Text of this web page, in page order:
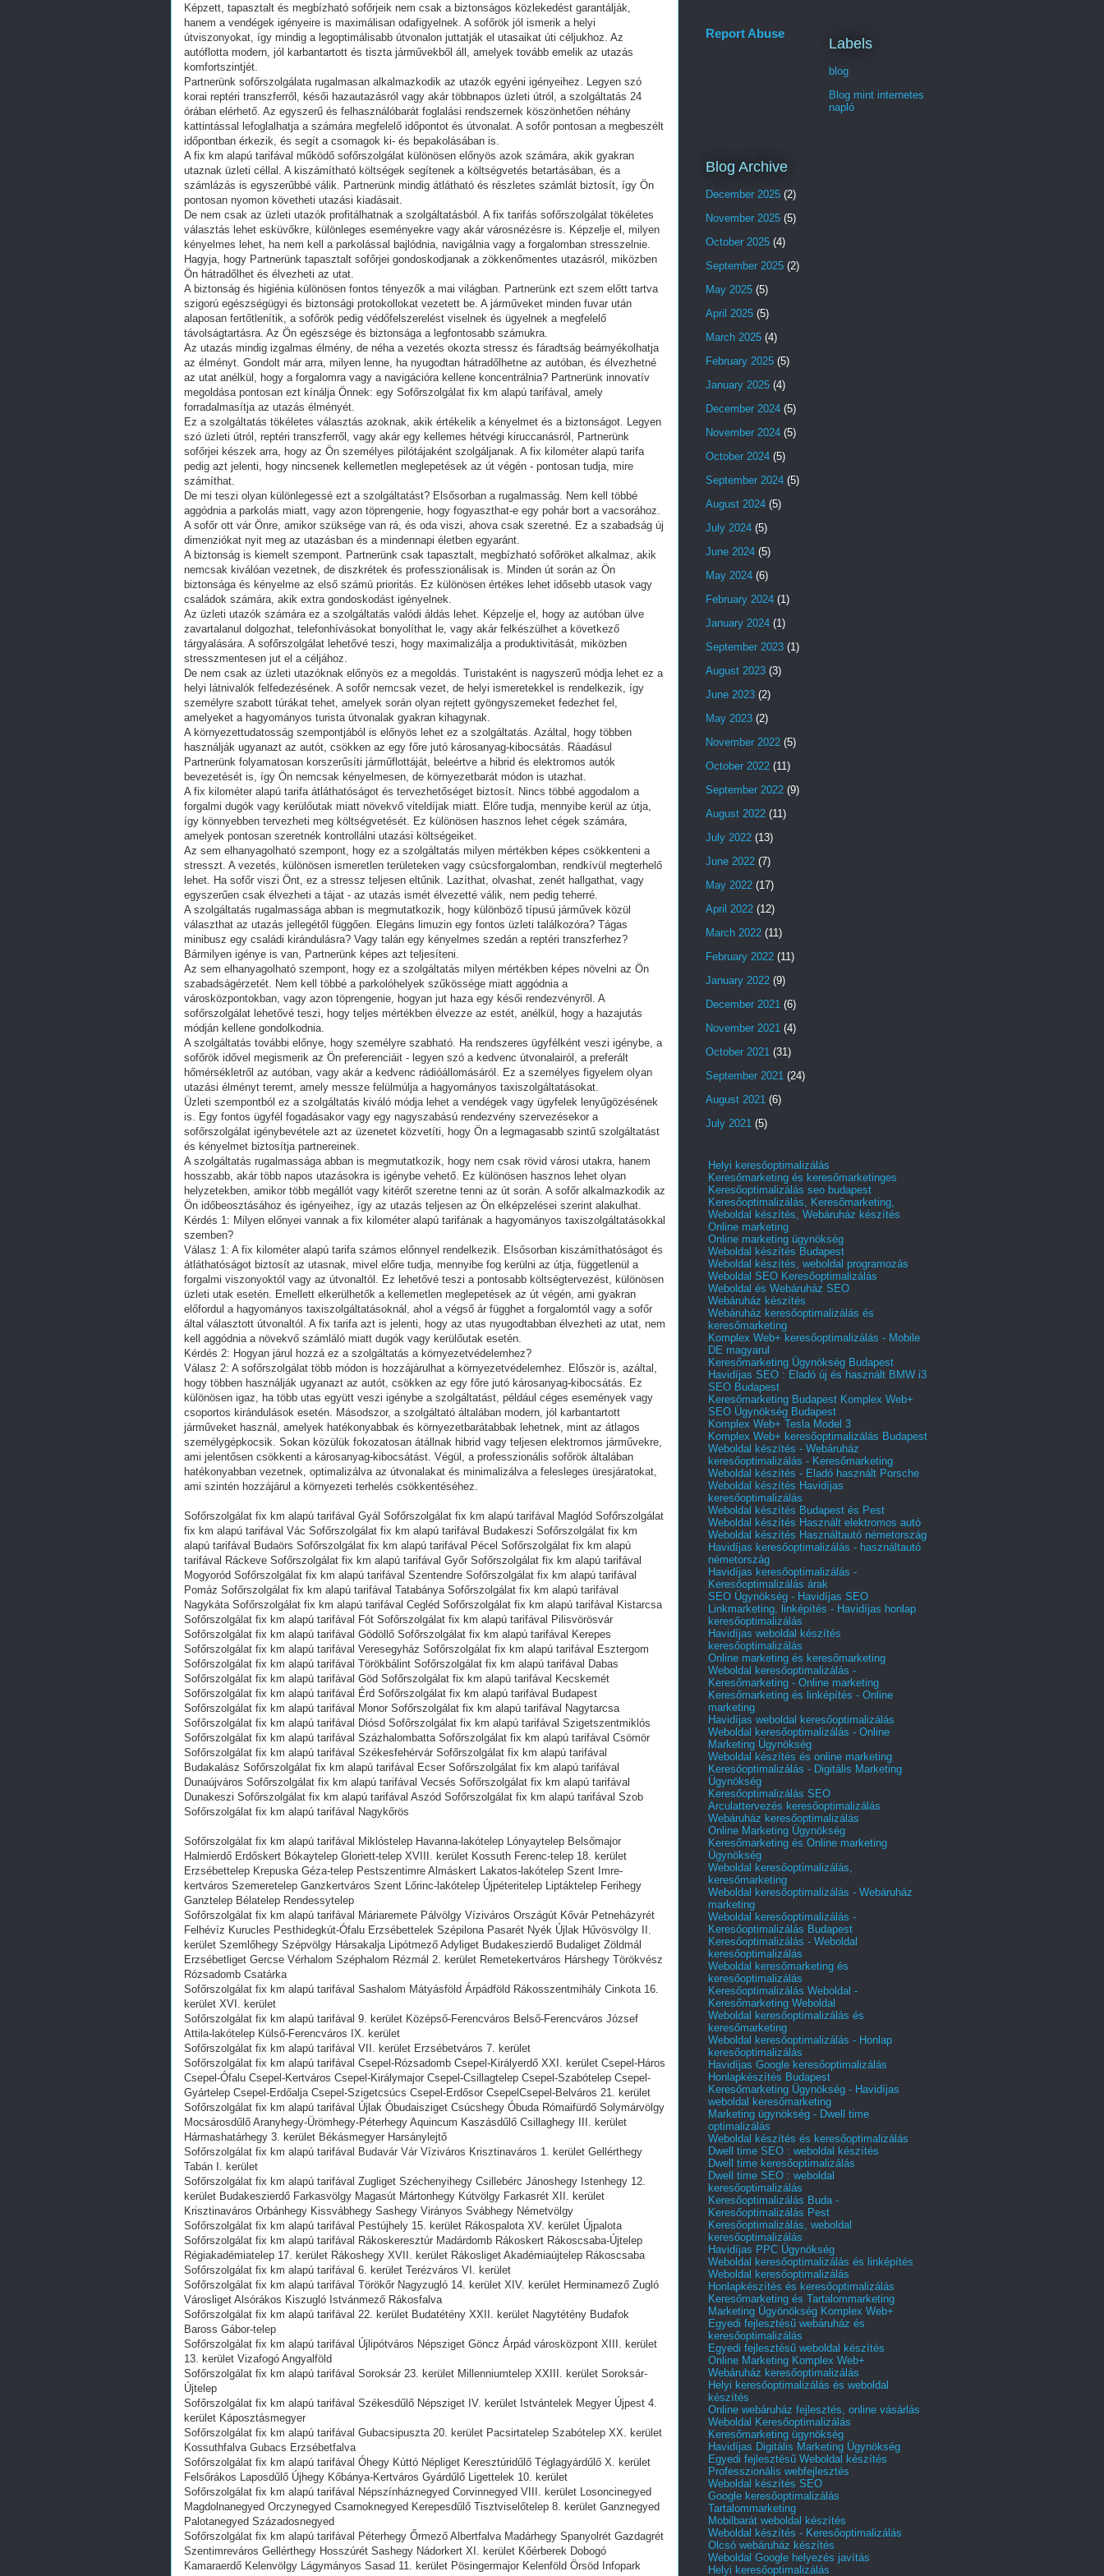
Képzett, tapasztalt és megbízható sofőrjeik nem csak a biztonságos közlekedést garantálják,
hanem a vendégek igényeire is maximálisan odafigyelnek. A sofőrök jól ismerik a helyi
útviszonyokat, így mindig a legoptimálisabb útvonalon juttatják el utasaikat úti céljukhoz. Az
autóflotta modern, jól karbantartott és tiszta járművekből áll, amelyek tovább emelik az utazás
komfortszintjét.
Partnerünk sofőrszolgálata rugalmasan alkalmazkodik az utazók egyéni igényeihez. Legyen szó
korai reptéri transzferről, késői hazautazásról vagy akár többnapos üzleti útról, a szolgáltatás 24
órában elérhető. Az egyszerű és felhasználóbarát foglalási rendszernek köszönhetően néhány
kattintással lefoglalhatja a számára megfelelő időpontot és útvonalat. A sofőr pontosan a megbeszélt
időpontban érkezik, és segít a csomagok ki- és bepakolásában is.
A fix km alapú tarifával működő sofőrszolgálat különösen előnyös azok számára, akik gyakran
utaznak üzleti céllal. A kiszámítható költségek segítenek a költségvetés betartásában, és a
számlázás is egyszerűbbé válik. Partnerünk mindig átlátható és részletes számlát biztosít, így Ön
pontosan nyomon követheti utazási kiadásait.
De nem csak az üzleti utazók profitálhatnak a szolgáltatásból. A fix tarifás sofőrszolgálat tökéletes
választás lehet esküvőkre, különleges eseményekre vagy akár városnézésre is. Képzelje el, milyen
kényelmes lehet, ha nem kell a parkolással bajlódnia, navigálnia vagy a forgalomban stresszelnie.
Hagyja, hogy Partnerünk tapasztalt sofőrjei gondoskodjanak a zökkenőmentes utazásról, miközben
Ön hátradőlhet és élvezheti az utat.
A biztonság és higiénia különösen fontos tényezők a mai világban. Partnerünk ezt szem előtt tartva
szigorú egészségügyi és biztonsági protokollokat vezetett be. A járműveket minden fuvar után
alaposan fertőtlenítik, a sofőrök pedig védőfelszerelést viselnek és ügyelnek a megfelelő
távolságtartásra. Az Ön egészsége és biztonsága a legfontosabb számukra.
Az utazás mindig izgalmas élmény, de néha a vezetés okozta stressz és fáradtság beárnyékolhatja
az élményt. Gondolt már arra, milyen lenne, ha nyugodtan hátradőlhetne az autóban, és élvezhetné
az utat anélkül, hogy a forgalomra vagy a navigációra kellene koncentrálnia? Partnerünk innovatív
megoldása pontosan ezt kínálja Önnek: egy Sofőrszolgálat fix km alapú tarifával, amely
forradalmasítja az utazás élményét.
Ez a szolgáltatás tökéletes választás azoknak, akik értékelik a kényelmet és a biztonságot. Legyen
szó üzleti útról, reptéri transzferről, vagy akár egy kellemes hétvégi kiruccanásról, Partnerünk
sofőrjei készek arra, hogy az Ön személyes pilótájaként szolgáljanak. A fix kilométer alapú tarifa
pedig azt jelenti, hogy nincsenek kellemetlen meglepetések az út végén - pontosan tudja, mire
számíthat.
De mi teszi olyan különlegessé ezt a szolgáltatást? Elsősorban a rugalmasság. Nem kell többé
aggódnia a parkolás miatt, vagy azon töprengenie, hogy fogyaszthat-e egy pohár bort a vacsorához.
A sofőr ott vár Önre, amikor szüksége van rá, és oda viszi, ahova csak szeretné. Ez a szabadság új
dimenziókat nyit meg az utazásban és a mindennapi életben egyaránt.
A biztonság is kiemelt szempont. Partnerünk csak tapasztalt, megbízható sofőröket alkalmaz, akik
nemcsak kiválóan vezetnek, de diszkrétek és professzionálisak is. Minden út során az Ön
biztonsága és kényelme az első számú prioritás. Ez különösen értékes lehet idősebb utasok vagy
családok számára, akik extra gondoskodást igényelnek.
Az üzleti utazók számára ez a szolgáltatás valódi áldás lehet. Képzelje el, hogy az autóban ülve
zavartalanul dolgozhat, telefonhívásokat bonyolíthat le, vagy akár felkészülhet a következő
tárgyalására. A sofőrszolgálat lehetővé teszi, hogy maximalizálja a produktivitását, miközben
stresszmentesen jut el a céljához.
De nem csak az üzleti utazóknak előnyös ez a megoldás. Turistaként is nagyszerű módja lehet ez a
helyi látnivalók felfedezésének. A sofőr nemcsak vezet, de helyi ismeretekkel is rendelkezik, így
személyre szabott túrákat tehet, amelyek során olyan rejtett gyöngyszemeket fedezhet fel,
amelyeket a hagyományos turista útvonalak gyakran kihagynak.
A környezettudatosság szempontjából is előnyös lehet ez a szolgáltatás. Azáltal, hogy többen
használják ugyanazt az autót, csökken az egy főre jutó károsanyag-kibocsátás. Ráadásul
Partnerünk folyamatosan korszerűsíti járműflottáját, beleértve a hibrid és elektromos autók
bevezetését is, így Ön nemcsak kényelmesen, de környezetbarát módon is utazhat.
A fix kilométer alapú tarifa átláthatóságot és tervezhetőséget biztosít. Nincs többé aggodalom a
forgalmi dugók vagy kerülőutak miatt növekvő viteldíjak miatt. Előre tudja, mennyibe kerül az útja,
így könnyebben tervezheti meg költségvetését. Ez különösen hasznos lehet cégek számára,
amelyek pontosan szeretnék kontrollálni utazási költségeiket.
Az sem elhanyagolható szempont, hogy ez a szolgáltatás milyen mértékben képes csökkenteni a
stresszt. A vezetés, különösen ismeretlen területeken vagy csúcsforgalomban, rendkívül megterhelő
lehet. Ha sofőr viszi Önt, ez a stressz teljesen eltűnik. Lazíthat, olvashat, zenét hallgathat, vagy
egyszerűen csak élvezheti a tájat - az utazás ismét élvezetté válik, nem pedig teherré.
A szolgáltatás rugalmassága abban is megmutatkozik, hogy különböző típusú járművek közül
választhat az utazás jellegétől függően. Elegáns limuzin egy fontos üzleti találkozóra? Tágas
minibusz egy családi kirándulásra? Vagy talán egy kényelmes szedán a reptéri transzferhez?
Bármilyen igénye is van, Partnerünk képes azt teljesíteni.
Az sem elhanyagolható szempont, hogy ez a szolgáltatás milyen mértékben képes növelni az Ön
szabadságérzetét. Nem kell többé a parkolóhelyek szűkössége miatt aggódnia a
városközpontokban, vagy azon töprengenie, hogyan jut haza egy késői rendezvényről. A
sofőrszolgálat lehetővé teszi, hogy teljes mértékben élvezze az estét, anélkül, hogy a hazajutás
módján kellene gondolkodnia.
A szolgáltatás további előnye, hogy személyre szabható. Ha rendszeres ügyfélként veszi igénybe, a
sofőrök idővel megismerik az Ön preferenciáit - legyen szó a kedvenc útvonalairól, a preferált
hőmérsékletről az autóban, vagy akár a kedvenc rádióállomásáról. Ez a személyes figyelem olyan
utazási élményt teremt, amely messze felülmúlja a hagyományos taxiszolgáltatásokat.
Üzleti szempontból ez a szolgáltatás kiváló módja lehet a vendégek vagy ügyfelek lenyűgözésének
is. Egy fontos ügyfél fogadásakor vagy egy nagyszabású rendezvény szervezésekor a
sofőrszolgálat igénybevétele azt az üzenetet közvetíti, hogy Ön a legmagasabb szintű szolgáltatást
és kényelmet biztosítja partnereinek.
A szolgáltatás rugalmassága abban is megmutatkozik, hogy nem csak rövid városi utakra, hanem
hosszabb, akár több napos utazásokra is igénybe vehető. Ez különösen hasznos lehet olyan
helyzetekben, amikor több megállót vagy kitérőt szeretne tenni az út során. A sofőr alkalmazkodik az
Ön időbeosztásához és igényeihez, így az utazás teljesen az Ön elképzelései szerint alakulhat.
Kérdés 1: Milyen előnyei vannak a fix kilométer alapú tarifának a hagyományos taxiszolgáltatásokkal
szemben?
Válasz 1: A fix kilométer alapú tarifa számos előnnyel rendelkezik. Elsősorban kiszámíthatóságot és
átláthatóságot biztosít az utasnak, mivel előre tudja, mennyibe fog kerülni az útja, függetlenül a
forgalmi viszonyoktól vagy az útvonaltól. Ez lehetővé teszi a pontosabb költségtervezést, különösen
üzleti utak esetén. Emellett elkerülhetők a kellemetlen meglepetések az út végén, ami gyakran
előfordul a hagyományos taxiszolgáltatásoknál, ahol a végső ár függhet a forgalomtól vagy a sofőr
által választott útvonaltól. A fix tarifa azt is jelenti, hogy az utas nyugodtabban élvezheti az utat, nem
kell aggódnia a növekvő számláló miatt dugók vagy kerülőutak esetén.
Kérdés 2: Hogyan járul hozzá ez a szolgáltatás a környezetvédelemhez?
Válasz 2: A sofőrszolgálat több módon is hozzájárulhat a környezetvédelemhez. Először is, azáltal,
hogy többen használják ugyanazt az autót, csökken az egy főre jutó károsanyag-kibocsátás. Ez
különösen igaz, ha több utas együtt veszi igénybe a szolgáltatást, például céges események vagy
csoportos kirándulások esetén. Másodszor, a szolgáltató általában modern, jól karbantartott
járműveket használ, amelyek hatékonyabbak és környezetbarátabbak lehetnek, mint az átlagos
személygépkocsik. Sokan közülük fokozatosan átállnak hibrid vagy teljesen elektromos járművekre,
ami jelentősen csökkenti a károsanyag-kibocsátást. Végül, a professzionális sofőrök általában
hatékonyabban vezetnek, optimalizálva az útvonalakat és minimalizálva a felesleges üresjáratokat,
ami szintén hozzájárul a környezeti terhelés csökkentéséhez.
Sofőrszolgálat fix km alapú tarifával Gyál Sofőrszolgálat fix km alapú tarifával Maglód Sofőrszolgálat
fix km alapú tarifával Vác Sofőrszolgálat fix km alapú tarifával Budakeszi Sofőrszolgálat fix km
alapú tarifával Budaörs Sofőrszolgálat fix km alapú tarifával Pécel Sofőrszolgálat fix km alapú
tarifával Ráckeve Sofőrszolgálat fix km alapú tarifával Győr Sofőrszolgálat fix km alapú tarifával
Mogyoród Sofőrszolgálat fix km alapú tarifával Szentendre Sofőrszolgálat fix km alapú tarifával
Pomáz Sofőrszolgálat fix km alapú tarifával Tatabánya Sofőrszolgálat fix km alapú tarifával
Nagykáta Sofőrszolgálat fix km alapú tarifával Cegléd Sofőrszolgálat fix km alapú tarifával Kistarcsa
Sofőrszolgálat fix km alapú tarifával Fót Sofőrszolgálat fix km alapú tarifával Pilisvörösvár
Sofőrszolgálat fix km alapú tarifával Gödöllő Sofőrszolgálat fix km alapú tarifával Kerepes
Sofőrszolgálat fix km alapú tarifával Veresegyház Sofőrszolgálat fix km alapú tarifával Esztergom
Sofőrszolgálat fix km alapú tarifával Törökbálint Sofőrszolgálat fix km alapú tarifával Dabas
Sofőrszolgálat fix km alapú tarifával Göd Sofőrszolgálat fix km alapú tarifával Kecskemét
Sofőrszolgálat fix km alapú tarifával Érd Sofőrszolgálat fix km alapú tarifával Budapest
Sofőrszolgálat fix km alapú tarifával Monor Sofőrszolgálat fix km alapú tarifával Nagytarcsa
Sofőrszolgálat fix km alapú tarifával Diósd Sofőrszolgálat fix km alapú tarifával Szigetszentmiklós
Sofőrszolgálat fix km alapú tarifával Százhalombatta Sofőrszolgálat fix km alapú tarifával Csömör
Sofőrszolgálat fix km alapú tarifával Székesfehérvár Sofőrszolgálat fix km alapú tarifával
Budakalász Sofőrszolgálat fix km alapú tarifával Ecser Sofőrszolgálat fix km alapú tarifával
Dunaújváros Sofőrszolgálat fix km alapú tarifával Vecsés Sofőrszolgálat fix km alapú tarifával
Dunakeszi Sofőrszolgálat fix km alapú tarifával Aszód Sofőrszolgálat fix km alapú tarifával Szob
Sofőrszolgálat fix km alapú tarifával Nagykőrös
Sofőrszolgálat fix km alapú tarifával Miklóstelep Havanna-lakótelep Lónyaytelep Belsőmajor
Halmierdő Erdőskert Bókaytelep Gloriett-telep XVIII. kerület Kossuth Ferenc-telep 18. kerület
Erzsébettelep Krepuska Géza-telep Pestszentimre Almáskert Lakatos-lakótelep Szent Imre-
kertváros Szemeretelep Ganzkertváros Szent Lőrinc-lakótelep Újpéteritelep Liptáktelep Ferihegy
Ganztelep Bélatelep Rendessytelep
Sofőrszolgálat fix km alapú tarifával Máriaremete Pálvölgy Víziváros Országút Kővár Petneházyrét
Felhévíz Kurucles Pesthidegkút-Ófalu Erzsébettelek Szépilona Pasarét Nyék Újlak Hűvösvölgy II.
kerület Szemlőhegy Szépvölgy Hársakalja Lipótmező Adyliget Budakeszierdő Budaliget Zöldmál
Erzsébetliget Gercse Vérhalom Széphalom Rézmál 2. kerület Remetekertváros Hárshegy Törökvész
Rózsadomb Csatárka
Sofőrszolgálat fix km alapú tarifával Sashalom Mátyásföld Árpádföld Rákosszentmihály Cinkota 16.
kerület XVI. kerület
Sofőrszolgálat fix km alapú tarifával 9. kerület Középső-Ferencváros Belső-Ferencváros József
Attila-lakótelep Külső-Ferencváros IX. kerület
Sofőrszolgálat fix km alapú tarifával VII. kerület Erzsébetváros 7. kerület
Sofőrszolgálat fix km alapú tarifával Csepel-Rózsadomb Csepel-Királyerdő XXI. kerület Csepel-Háros
Csepel-Ófalu Csepel-Kertváros Csepel-Királymajor Csepel-Csillagtelep Csepel-Szabótelep Csepel-
Gyártelep Csepel-Erdőalja Csepel-Szigetcsúcs Csepel-Erdősor CsepelCsepel-Belváros 21. kerület
Sofőrszolgálat fix km alapú tarifával Újlak Óbudaisziget Csúcshegy Óbuda Rómaifürdő Solymárvölgy
Mocsárosdűlő Aranyhegy-Ürömhegy-Péterhegy Aquincum Kaszásdűlő Csillaghegy III. kerület
Hármashatárhegy 3. kerület Békásmegyer Harsánylejtő
Sofőrszolgálat fix km alapú tarifával Budavár Vár Víziváros Krisztinaváros 1. kerület Gellérthegy
Tabán I. kerület
Sofőrszolgálat fix km alapú tarifával Zugliget Széchenyihegy Csillebérc Jánoshegy Istenhegy 12.
kerület Budakeszierdő Farkasvölgy Magasút Mártonhegy Kútvölgy Farkasrét XII. kerület
Krisztinaváros Orbánhegy Kissvábhegy Sashegy Virányos Svábhegy Németvölgy
Sofőrszolgálat fix km alapú tarifával Pestújhely 15. kerület Rákospalota XV. kerület Újpalota
Sofőrszolgálat fix km alapú tarifával Rákoskeresztúr Madárdomb Rákoskert Rákoscsaba-Újtelep
Régiakadémiatelep 17. kerület Rákoshegy XVII. kerület Rákosliget Akadémiaújtelep Rákoscsaba
Sofőrszolgálat fix km alapú tarifával 6. kerület Terézváros VI. kerület
Sofőrszolgálat fix km alapú tarifával Törökőr Nagyzugló 14. kerület XIV. kerület Herminamező Zugló
Városliget Alsórákos Kiszugló Istvánmező Rákosfalva
Sofőrszolgálat fix km alapú tarifával 22. kerület Budatétény XXII. kerület Nagytétény Budafok
Baross Gábor-telep
Sofőrszolgálat fix km alapú tarifával Újlipótváros Népsziget Göncz Árpád városközpont XIII. kerület
13. kerület Vizafogó Angyalföld
Sofőrszolgálat fix km alapú tarifával Soroksár 23. kerület Millenniumtelep XXIII. kerület Soroksár-
Újtelep
Sofőrszolgálat fix km alapú tarifával Székesdűlő Népsziget IV. kerület Istvántelek Megyer Újpest 4.
kerület Káposztásmegyer
Sofőrszolgálat fix km alapú tarifával Gubacsipuszta 20. kerület Pacsirtatelep Szabótelep XX. kerület
Kossuthfalva Gubacs Erzsébetfalva
Sofőrszolgálat fix km alapú tarifával Óhegy Kúttó Népliget Keresztúridűlő Téglagyárdűlő X. kerület
Felsőrákos Laposdűlő Újhegy Kőbánya-Kertváros Gyárdűlő Ligettelek 10. kerület
Sofőrszolgálat fix km alapú tarifával Népszínháznegyed Corvinnegyed VIII. kerület Losoncinegyed
Magdolnanegyed Orczynegyed Csarnoknegyed Kerepesdűlő Tisztviselőtelep 8. kerület Ganznegyed
Palotanegyed Századosnegyed
Sofőrszolgálat fix km alapú tarifával Péterhegy Őrmező Albertfalva Madárhegy Spanyolrét Gazdagrét
Szentimreváros Gellérthegy Hosszúrét Sashegy Nádorkert XI. kerület Kőérberek Dobogó
Kamaraerdő Kelenvölgy Lágymányos Sasad 11. kerület Pösingermajor Kelenföld Örsöd Infopark
Report Abuse
Labels
blog
Blog mint internetes
napló
Blog Archive
December 2025 (2)
November 2025 (5)
October 2025 (4)
September 2025 (2)
May 2025 (5)
April 2025 (5)
March 2025 (4)
February 2025 (5)
January 2025 (4)
December 2024 (5)
November 2024 (5)
October 2024 (5)
September 2024 (5)
August 2024 (5)
July 2024 (5)
June 2024 (5)
May 2024 (6)
February 2024 (1)
January 2024 (1)
September 2023 (1)
August 2023 (3)
June 2023 (2)
May 2023 (2)
November 2022 (5)
October 2022 (11)
September 2022 (9)
August 2022 (11)
July 2022 (13)
June 2022 (7)
May 2022 (17)
April 2022 (12)
March 2022 (11)
February 2022 (11)
January 2022 (9)
December 2021 (6)
November 2021 (4)
October 2021 (31)
September 2021 (24)
August 2021 (6)
July 2021 (5)
Helyi keresőoptimalizálás
Keresőmarketing és keresőmarketinges
Keresőoptimalizálás seo budapest
Keresőoptimalizálás, Keresőmarketing,
Weboldal készítés, Webáruház készítés
Online marketing
Online marketing ügynökség
Weboldal készítés Budapest
Weboldal készítés, weboldal programozás
Weboldal SEO Keresőoptimalizálás
Weboldal és Webáruház SEO
Webáruház készítés
Webáruház keresőoptimalizálás és
keresőmarketing
Komplex Web+ keresőoptimalizálás - Mobile
DE magyarul
Keresőmarketing Ügynökség Budapest
Havidíjas SEO : Eladó új és használt BMW i3
SEO Budapest
Keresőmarketing Budapest Komplex Web+
SEO Ügynökség Budapest
Komplex Web+ Tesla Model 3
Komplex Web+ keresőoptimalizálás Budapest
Weboldal készítés - Webáruház
keresőoptimalizálás - Keresőmarketing
Weboldal készítés - Eladó használt Porsche
Weboldal készítés Havidíjas
keresőoptimalizálás
Weboldal készítés Budapest és Pest
Weboldal készítés Használt elektromos autó
Weboldal készítés Használtautó németország
Havidíjas keresőoptimalizálás - használtautó
németország
Havidíjas keresőoptimalizálás -
Keresőoptimalizálás árak
SEO Ügynökség - Havidíjas SEO
Linkmarketing, linképítés - Havidíjas honlap
keresőoptimalizálás
Havidíjas weboldal készítés
keresőoptimalizálás
Online marketing és keresőmarketing
Weboldal keresőoptimalizálás -
Keresőmarketing - Online marketing
Keresőmarketing és linképítés - Online
marketing
Havidíjas weboldal keresőoptimalizálás
Weboldal keresőoptimalizálás - Online
Marketing Ügynökség
Weboldal készítés és online marketing
Keresőoptimalizálás - Digitális Marketing
Ügynökség
Keresőoptimalizálás SEO
Arculattervezés keresőoptimalizálás
Webáruház keresőoptimalizálás
Online Marketing Ügynökség
Keresőmarketing és Online marketing
Ügynökség
Weboldal keresőoptimalizálás,
keresőmarketing
Weboldal keresőoptimalizálás - Webáruház
marketing
Weboldal keresőoptimalizálás -
Keresőoptimalizálás Budapest
Keresőoptimalizálás - Weboldal
keresőoptimalizálás
Weboldal keresőmarketing és
keresőoptimalizálás
Keresőoptimalizálás Weboldal -
Keresőmarketing Weboldal
Weboldal keresőoptimalizálás és
keresőmarketing
Weboldal keresőoptimalizálás - Honlap
keresőoptimalizálás
Havidíjas Google keresőoptimalizálás
Honlapkészítés Budapest
Keresőmarketing Ügynökség - Havidíjas
weboldal keresőmarketing
Marketing ügynökség - Dwell time
optimalizálás
Weboldal készítés és keresőoptimalizálás
Dwell time SEO : weboldal készítés
Dwell time keresőoptimalizálás
Dwell time SEO : weboldal
keresőoptimalizálás
Keresőoptimalizálás Buda -
Keresőoptimalizálás Pest
Keresőoptimalizálás, weboldal
keresőoptimalizálás
Havidíjas PPC Ügynökség
Weboldal keresőoptimalizálás és linképítés
Weboldal keresőoptimalizálás
Honlapkészítés és keresőoptimalizálás
Keresőmarketing és Tartalommarketing
Marketing Ügyönökség Komplex Web+
Egyedi fejlesztésű webáruház és
keresőoptimalizálás
Egyedi fejlesztésű weboldal készítés
Online Marketing Komplex Web+
Webáruház keresőoptimalizálás
Helyi keresőoptimalizálás és weboldal
készítés
Online webáruház fejlesztés, online vásárlás
Weboldal Keresőoptimalizálás
Keresőmarketing ügynökség
Havidíjas Digitális Marketing Ügynökség
Egyedi fejlesztésű Weboldal készítés
Professzionális webfejlesztés
Weboldal készítés SEO
Google keresőoptimalizálás
Tartalommarketing
Mobilbarát weboldal készítés
Weboldal készítés - Keresőoptimalizálás
Olcsó webáruház készítés
Weboldal Google helyezés javítás
Helyi keresőoptimalizálás